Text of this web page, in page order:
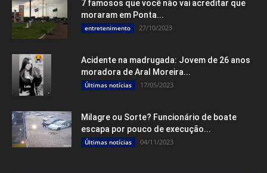
7 famosos que você não vai acreditar que
moraram em Ponta...
entretenimento 27/10/2023
Acidente na madrugada: Jovem de 26 anos
moradora de Aral Moreira...
Últimas notícias 17/05/2023
Milagre ou Sorte? Funcionário de boate
escapa por pouco de execução...
Últimas notícias 04/11/2023